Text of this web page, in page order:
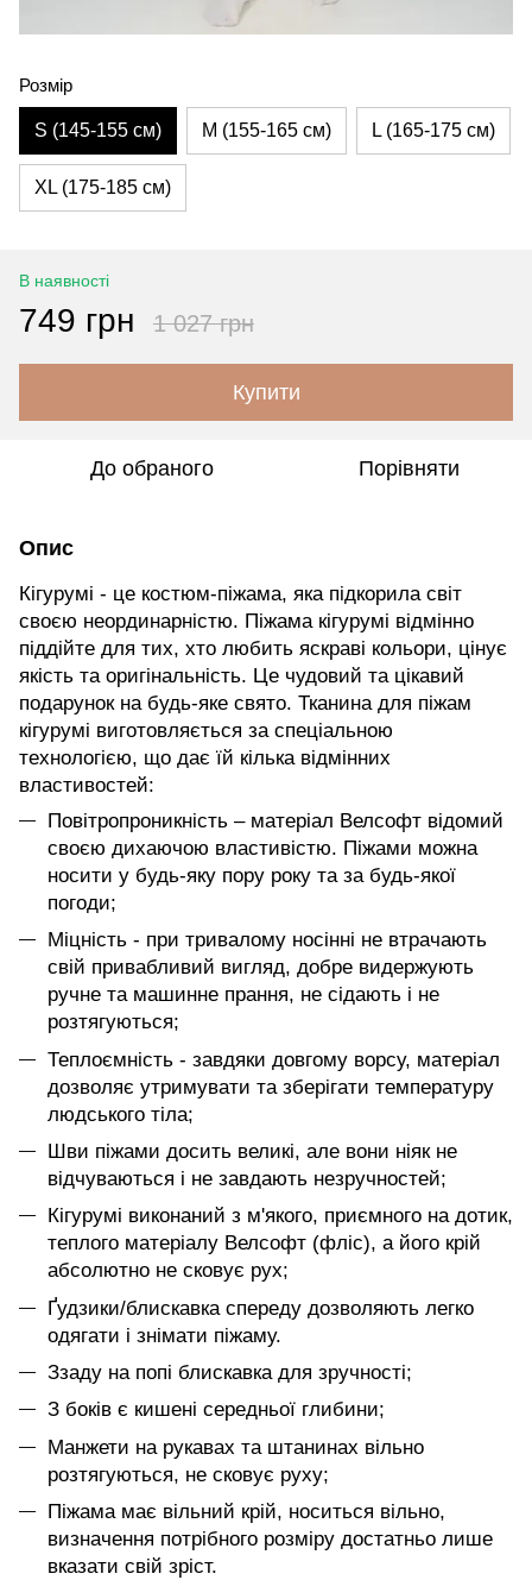
Розмір
S (145-155 см) M (155-165 см) L (165-175 см)
XL (175-185 см)
В наявності
749 грн 1 027 грн
Купити
До обраного Порівняти
Опис
Кігурумі - це костюм-піжама, яка підкорила світ
своєю неординарністю. Піжама кігурумі відмінно
піддійте для тих, хто любить яскраві кольори, цінує
якість та оригінальність. Це чудовий та цікавий
подарунок на будь-яке свято. Тканина для піжам
кігурумі виготовляється за спеціальною
технологією, що дає їй кілька відмінних
властивостей:
Повітропроникність – матеріал Велсофт відомий
своєю дихаючою властивістю. Піжами можна
носити у будь-яку пору року та за будь-якої
погоди;
Міцність - при тривалому носінні не втрачають
свій привабливий вигляд, добре видержують
ручне та машинне прання, не сідають і не
розтягуються;
Теплоємність - завдяки довгому ворсу, матеріал
дозволяє утримувати та зберігати температуру
людського тіла;
Шви піжами досить великі, але вони ніяк не
відчуваються і не завдають незручностей;
Кігурумі виконаний з м'якого, приємного на дотик,
теплого матеріалу Велсофт (фліс), а його крій
абсолютно не сковує рух;
Ґудзики/блискавка спереду дозволяють легко
одягати і знімати піжаму.
Ззаду на попі блискавка для зручності;
З боків є кишені середньої глибини;
Манжети на рукавах та штанинах вільно
розтягуються, не сковує руху;
Піжама має вільний крій, носиться вільно,
визначення потрібного розміру достатньо лише
вказати свій зріст.